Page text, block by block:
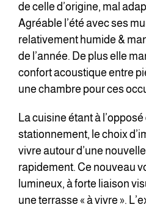
de celle d’origine, mal
Agréable l’été avec ses
relativement humide &
de l’année. De plus elle
confort acoustique entre
une chambre pour ces
La cuisine étant à
stationnement, le choix
vivre autour d’une
rapidement. Ce nouveau
lumineux, à forte liaison
une terrasse « à vivre ».